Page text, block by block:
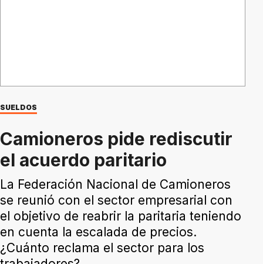
SUELDOS
Camioneros pide rediscutir
el acuerdo paritario
La Federación Nacional de Camioneros
se reunió con el sector empresarial con
el objetivo de reabrir la paritaria teniendo
en cuenta la escalada de precios.
¿Cuánto reclama el sector para los